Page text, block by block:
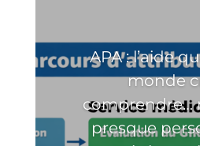
APA : l’aide
monde
comprendre…
presque